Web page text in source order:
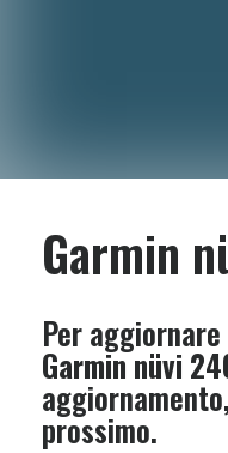
Garmin
Per
Garmin nüvi
prossimo.